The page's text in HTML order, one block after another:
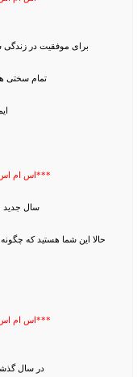
برای موفقیت در زندگی
تمام سختی
***اس ام اس و
سال جدید
حالا این شما هستید که
***اس ام اس و
در سال